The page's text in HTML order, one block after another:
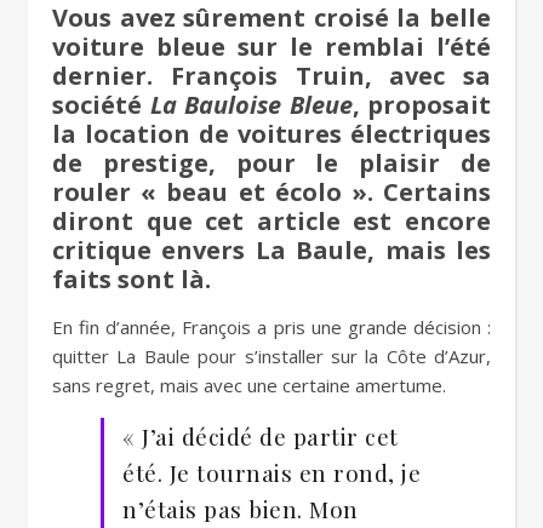
Vous avez sûrement croisé la belle
voiture bleue sur le remblai l’été
dernier. François Truin, avec sa
société La Bauloise Bleue, proposait
la location de voitures électriques
de prestige, pour le plaisir de
rouler « beau et écolo ». Certains
diront que cet article est encore
critique envers La Baule, mais les
faits sont là.
En fin d’année, François a pris une grande décision :
quitter La Baule pour s’installer sur la Côte d’Azur,
sans regret, mais avec une certaine amertume.
« J’ai décidé de partir cet
été. Je tournais en rond, je
n’étais pas bien. Mon